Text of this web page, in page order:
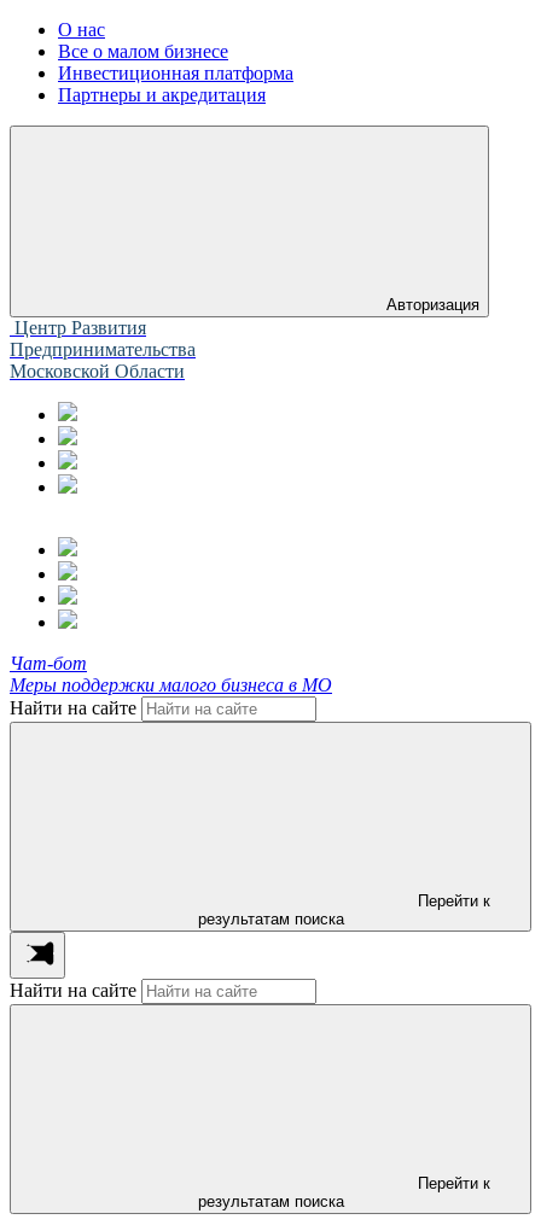
О нас
Все о малом бизнесе
Инвестиционная платформа
Партнеры и акредитация
Авторизация
Центр Развития
Предпринимательства
Московской Области
Чат-бот
Меры поддержки малого бизнеса в МО
Найти на сайте
Перейти к
результатам поиска
Найти на сайте
Перейти к
результатам поиска